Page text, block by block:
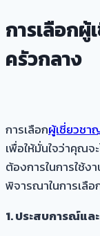
การเลือก
ครัวกลาง
การเลือกผู้เชี่ยวชา
เพื่อให้มั่นใจว่าคุณ
ต้องการในการใช้ง
พิจารณาในการเลื
1. ประสบการณ์แ